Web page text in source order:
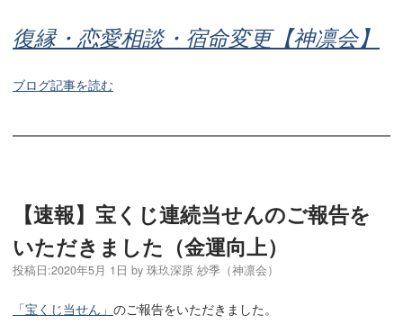
復縁・恋愛相談・宿命変更【神凛会】
ブログ記事を読む
【速報】宝くじ連続当せんのご報告を
いただきました（金運向上）
投稿日:2020年5月 1日 by 珠玖深原 紗季（神凛会）
「宝くじ当せん」 のご報告をいただきました。